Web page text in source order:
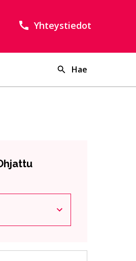
Yhteystiedot
Hae
valikkoa